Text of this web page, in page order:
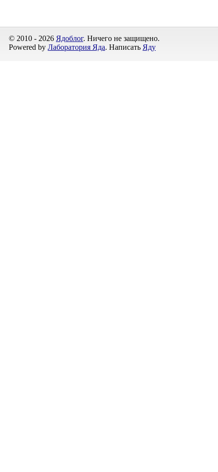
© 2010 - 2026 Ядоблог. Ничего не защищено.
Powered by Лаборатория Яда. Написать Яду